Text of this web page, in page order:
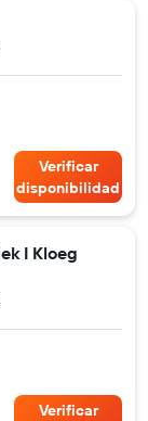
Verificar
disponibilidad
I Kloeg
Verificar